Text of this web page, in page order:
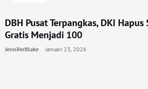
DBH Pusat Terpangkas, DKI
Gratis Menjadi 100
JenniferBlake Januari 23, 2026